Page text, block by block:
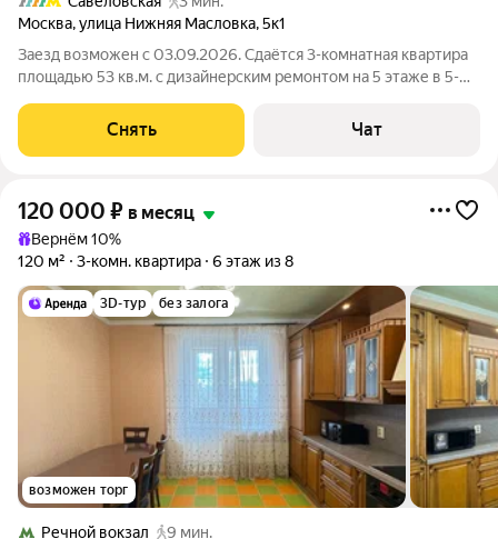
Москва,улица Нижняя Масловка,5к1
Заезд возможен с 03.09.2026. Сдаётся 3-комнатная квартира
площадью 53 кв.м. с дизайнерским ремонтом на 5 этаже в 5-
Снять Чат
120 000 ₽ в месяц
Вернём 10%
120 м²
3-комн. квартира 6 этаж из 8
3D-тур без залога
возможен торг
Речной вокзал 9 мин.